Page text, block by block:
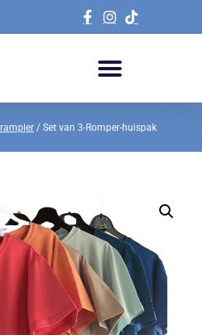
/ Set van 3-Romper-huispak